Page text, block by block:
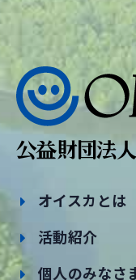
オイスカとは
活動紹介
個人のみなさ